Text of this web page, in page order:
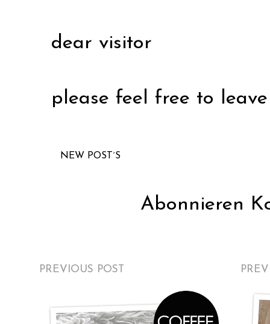
dear visitor
please feel free to
NEW POST´S
Abonnieren
PREVIOUS POST